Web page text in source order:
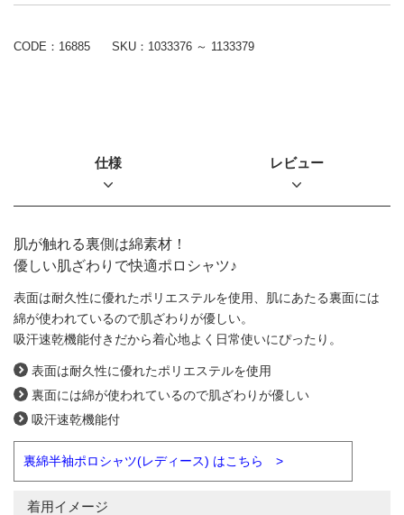
CODE：16885 SKU： 1033376 ～ 1133379
仕様 レビュー
肌が触れる裏側は綿素材！
優しい肌ざわりで快適ポロシャツ♪
表面は耐久性に優れたポリエステルを使用、肌にあたる裏面には
綿が使われているので肌ざわりが優しい。
吸汗速乾機能付きだから着心地よく日常使いにぴったり。
表面は耐久性に優れたポリエステルを使用
裏面には綿が使われているので肌ざわりが優しい
吸汗速乾機能付
裏綿半袖ポロシャツ(レディース) はこちら >
着用イメージ